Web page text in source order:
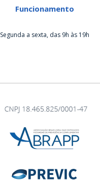
Funcionamento
Segunda a sexta, das 9h às 19h